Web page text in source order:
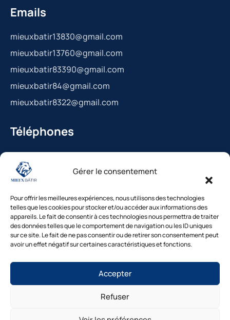
Gérer le consentement
Pour offrir les meilleures expériences, nous utilisons des technologies
telles que les cookies pour stocker et/ou accéder aux informations des
appareils. Le fait de consentir à ces technologies nous permettra de traiter
des données telles que le comportement de navigation ou les ID uniques
sur ce site. Le fait de ne pas consentir ou de retirer son consentement peut
avoir un effet négatif sur certaines caractéristiques et fonctions.
Accepter
Refuser
Emails
mieuxbatir13830@gmail.com
mieuxbatir13760@gmail.com
mieuxbatir83390@gmail.com
mieuxbatir84@gmail.com
mieuxbatir8322@gmail.com
Téléphones
La Bédoule : 04.42.36.29.99
St-Cannat : 04.42.36.29.99
Cavaillon : 04.84.85.88.94
Le Beausset : 04.94.38.22.19
© Mieux Bâtir – Tous droits réservés |
Politique de confidentialité|
Besoin d’un diagnostic ?
Nos experts vous répondentsous 48h
1. Inspection gratuite →2. Devis clair →3.